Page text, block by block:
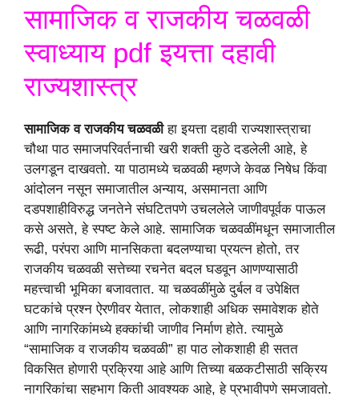
सामाजिक व राजकीय चळवळी
स्वाध्याय pdf इयत्ता दहावी
राज्यशास्त्र
सामाजिक व राजकीय चळवळीहा इयत्ता दहावी राज्यशास्त्राचा
चौथा पाठ समाजपरिवर्तनाची खरी शक्ती कुठे दडलेली आहे, हे
उलगडून दाखवतो. या पाठामध्ये चळवळी म्हणजे केवळ निषेध किंवा
आंदोलन नसून समाजातील अन्याय, असमानता आणि
दडपशाहीविरुद्ध जनतेने संघटितपणे उचललेले जाणीवपूर्वक पाऊल
कसे असते, हे स्पष्ट केले आहे. सामाजिक चळवळींमधून समाजातील
रूढी, परंपरा आणि मानसिकता बदलण्याचा प्रयत्न होतो, तर
राजकीय चळवळी सत्तेच्या रचनेत बदल घडवून आणण्यासाठी
महत्त्वाची भूमिका बजावतात. या चळवळींमुळे दुर्बल व उपेक्षित
घटकांचे प्रश्न ऐरणीवर येतात, लोकशाही अधिक समावेशक होते
आणि नागरिकांमध्ये हक्कांची जाणीव निर्माण होते. त्यामुळे
“सामाजिक व राजकीय चळवळी” हा पाठ लोकशाही ही सतत
विकसित होणारी प्रक्रिया आहे आणि तिच्या बळकटीसाठी सक्रिय
नागरिकांचा सहभाग किती आवश्यक आहे, हे प्रभावीपणे समजावतो.